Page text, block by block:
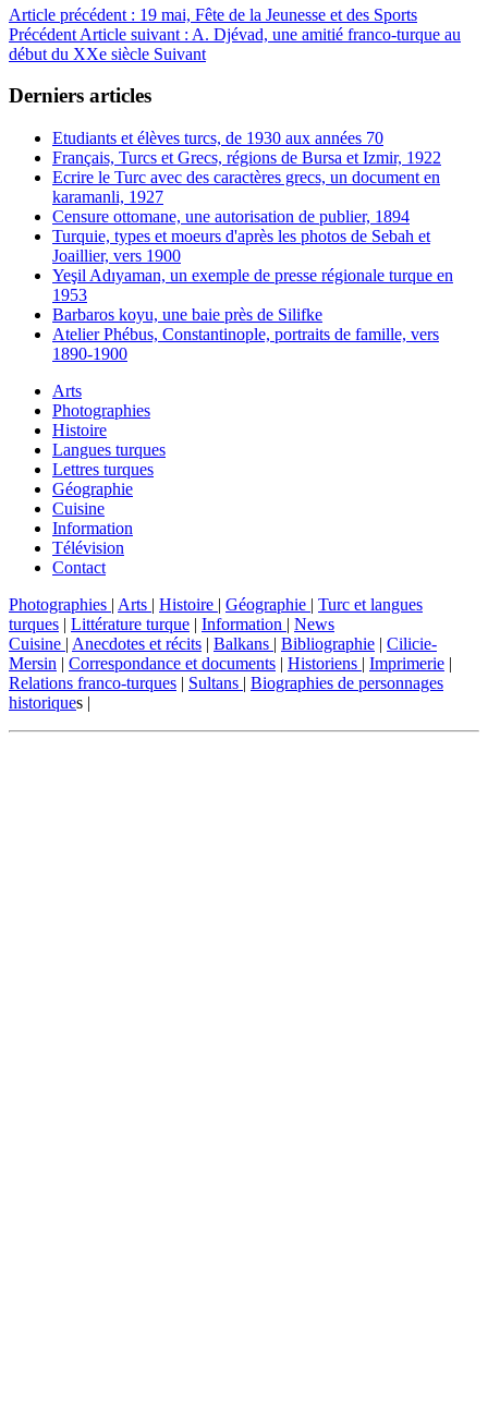
Article précédent : 19 mai, Fête de la Jeunesse et des Sports
Précédent Article suivant : A. Djévad, une amitié franco-turque au
début du XXe siècle Suivant
Derniers articles
Etudiants et élèves turcs, de 1930 aux années 70
Français, Turcs et Grecs, régions de Bursa et Izmir, 1922
Ecrire le Turc avec des caractères grecs, un document en
karamanli, 1927
Censure ottomane, une autorisation de publier, 1894
Turquie, types et moeurs d'après les photos de Sebah et
Joaillier, vers 1900
Yeşil Adıyaman, un exemple de presse régionale turque en
1953
Barbaros koyu, une baie près de Silifke
Atelier Phébus, Constantinople, portraits de famille, vers
1890-1900
Arts
Photographies
Histoire
Langues turques
Lettres turques
Géographie
Cuisine
Information
Télévision
Contact
Photographies | Arts | Histoire | Géographie | Turc et langues
turques | Littérature turque | Information | News
Cuisine | Anecdotes et récits | Balkans | Bibliographie | Cilicie-
Mersin | Correspondance et documents | Historiens | Imprimerie |
Relations franco-turques | Sultans | Biographies de personnages
historiques |